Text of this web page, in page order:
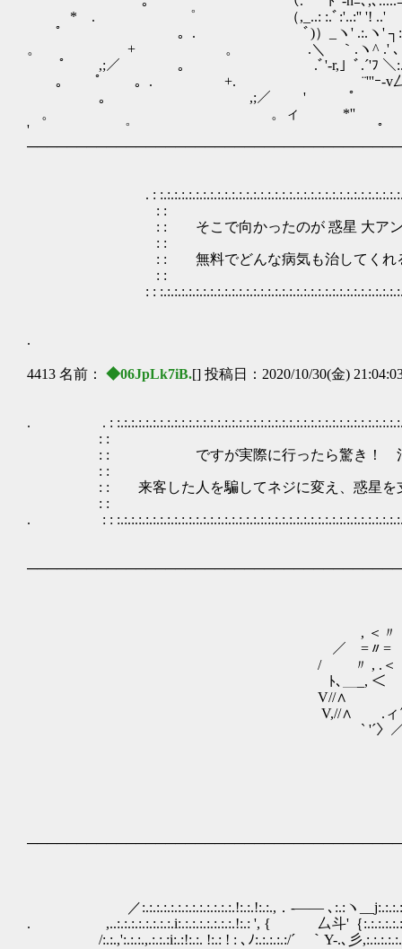
* . ゜ （,_..: :.ﾞ:'..:'' '! ..'
ﾟ 。. ﾞ)）_ヽ' .:.ヽ' ┐:､ ‐
。 + 。 .＼ ｀.ヽ^ .' ､
ﾟ ,;／ 。 .ﾞ'‐r,」ﾞ.´'ﾌ ＼:. .丿:
｡ ﾟ 。. +. ¨'''ｰ-v厶vﾆ
｡ ,;／ '
。 。ィ
' ゜ ﾟ ゜
. :
: : :
: : そこで向かったのが 惑星 大
: : :
: : 無料でどんな病気も治してくれると
: : :
: :
.
4413 名前： ◆06JpLk7iB.[] 投稿日：2020/10/30(金)
. . :
: :
: : ですが実際に行ったら驚き
: :
: : 来客した人を騙してネジに変え、惑星を支
: :
. : :
, ＜〃
／ =〃= ,.ｲ ヽ ＜
/ 〃 , .＜
ﾄ､＿_, ＜
V//∧ ,
V,//∧ .ィ´//
￣￣` '´〉／,ｲ
／:.:.:.:.:.:.:.:.:.:.:.:.:.!:.:.!:.:.,．-―― ､:.:ヽ
. ,..:.:.:.:.:.:.:.:.i:.:.:.:.:.:.:.:.!:.: ', { 厶斗'｛
/:.:.,':.:.:.,.:.:.:i:.:!:.:. !:.: ! : ､ﾉ:.:.:.:.:/´￣｀Y-.､彡